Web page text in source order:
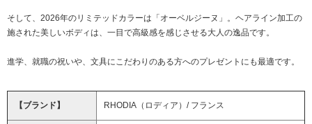
そして、2026年のリミテッドカラーは「オーベルジーヌ」。ヘアライン加工の
施された美しいボディは、一目で高級感を感じさせる大人の逸品です。
進学、就職の祝いや、文具にこだわりのある方へのプレゼントにも最適です。
【ブランド】 RHODIA（ロディア）/ フランス